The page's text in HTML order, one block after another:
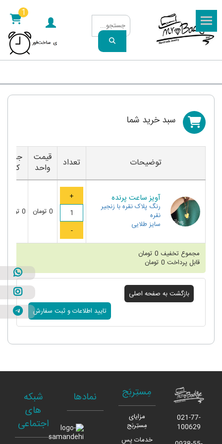
1
سبد خريد شما
توضیحات تعداد
قیمت
واحد
جمع
کل
آویز ساعت پرنده
رنگ پلاک نقره با زنجیر
نقره
سایزطلایی
0 تومان 0 تومان
مجموع تخفیف 0 تومان
قابل پرداخت 0 تومان
021-77-
100629
مِستِربَج
مزایای
مِستِربَج
خدمات پس
نمادها
شبکه
های
اجتماعی